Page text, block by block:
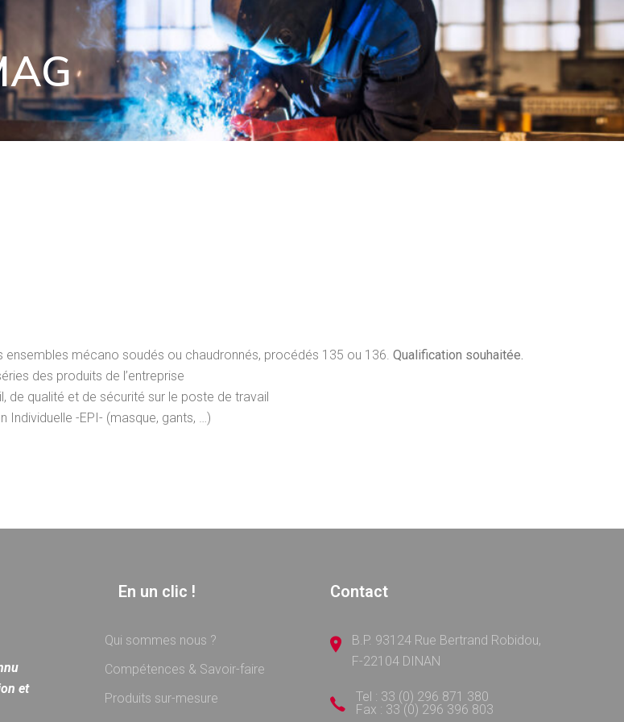
ensembles mécano soudés ou chaudronnés, procédés 135 ou 136. Qualification souhaitée.
des produits de l’entreprise
de qualité et de sécurité sur le poste de travail
Individuelle -EPI- (masque, gants, …)
et
En un clic !
Qui sommes nous ?
Compétences & Savoir-faire
Produits sur-mesure
Contact
B.P. 93124 Rue Bertrand Robidou,
F-22104 DINAN
Tel : 33 (0) 296 871 380
Fax : 33 (0) 296 396 803